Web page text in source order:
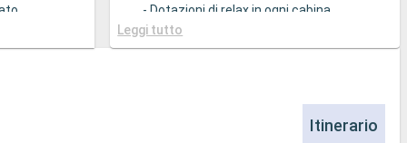
gourmet
- Dotazioni di relax in ogni cabina
(accappatoio e ciabattine)
- Ampia gamma di cuscini da scegliere
consegnato direttamente in cabina su
Leggi tutto
Itinerario